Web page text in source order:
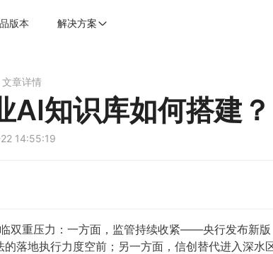
版本 解决方案
文章详情
AI知识库如何搭建？
14:55:19
双重压力：一方面，监管持续收紧——央行发布新
的落地执行力度空前；另一方面，信创替代进入深